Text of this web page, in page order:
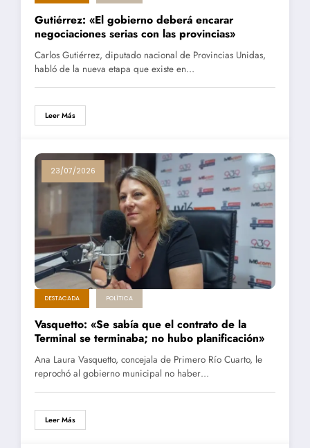
Gutiérrez: «El gobierno deberá encarar
negociaciones serias con las provincias»
Carlos Gutiérrez, diputado nacional de Provincias Unidas,
habló de la nueva etapa que existe en…
Leer Más
23/07/2026
DESTACADA POLÍTICA
Vasquetto: «Se sabía que el contrato de la
Terminal se terminaba; no hubo planificación»
Ana Laura Vasquetto, concejala de Primero Río Cuarto, le
reprochó al gobierno municipal no haber…
Leer Más